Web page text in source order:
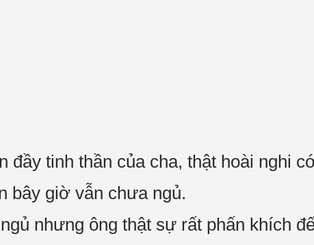
đầy tinh thần của cha, thật hoài nghi
bây giờ vẫn chưa ngủ.
nhưng ông thật sự rất phấn khích